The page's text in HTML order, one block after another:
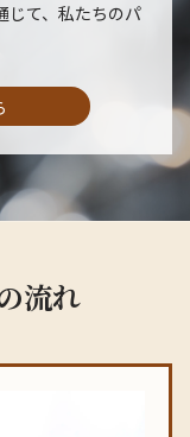
じて、私たちのパ
流れ